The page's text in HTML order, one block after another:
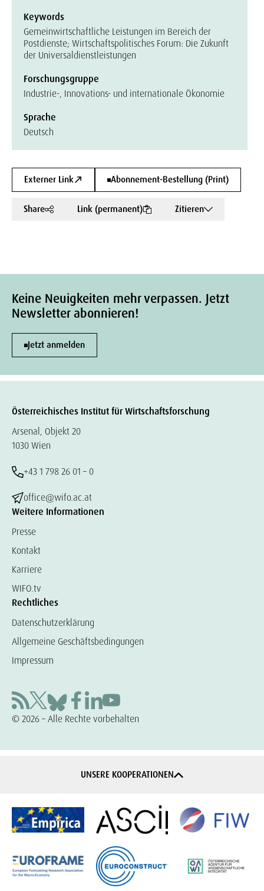
Keywords
Gemeinwirtschaftliche Leistungen im Bereich der
Postdienste; Wirtschaftspolitisches Forum: Die Zukunft
der Universaldienstleistungen
Forschungsgruppe
Industrie-, Innovations- und internationale Ökonomie
Sprache
Deutsch
Externer Link Abonnement-Bestellung (Print)
Share Link (permanent) Zitieren
Keine Neuigkeiten mehr verpassen. Jetzt
Newsletter abonnieren!
Jetzt anmelden
Österreichisches Institut für Wirtschaftsforschung
Arsenal, Objekt 20
1030 Wien
+43 1 798 26 01 – 0
office@wifo.ac.at
Weitere Informationen
Presse
Kontakt
Karriere
WIFO.tv
Rechtliches
Datenschutzerklärung
Allgemeine Geschäftsbedingungen
Impressum
© 2026 – Alle Rechte vorbehalten
UNSERE KOOPERATIONEN